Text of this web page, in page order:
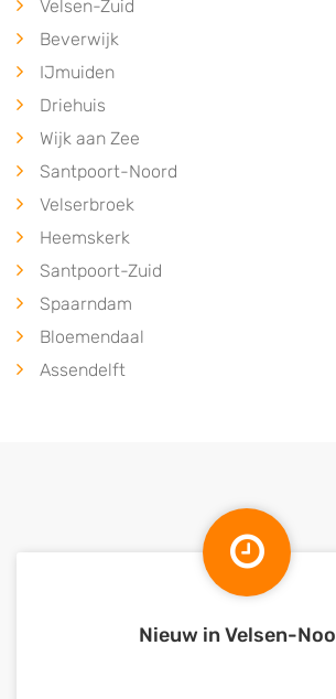
Velsen-Zuid
Beverwijk
IJmuiden
Driehuis
Wijk aan Zee
Santpoort-Noord
Velserbroek
Heemskerk
Santpoort-Zuid
Spaarndam
Bloemendaal
Assendelft
Nieuw in Velsen-